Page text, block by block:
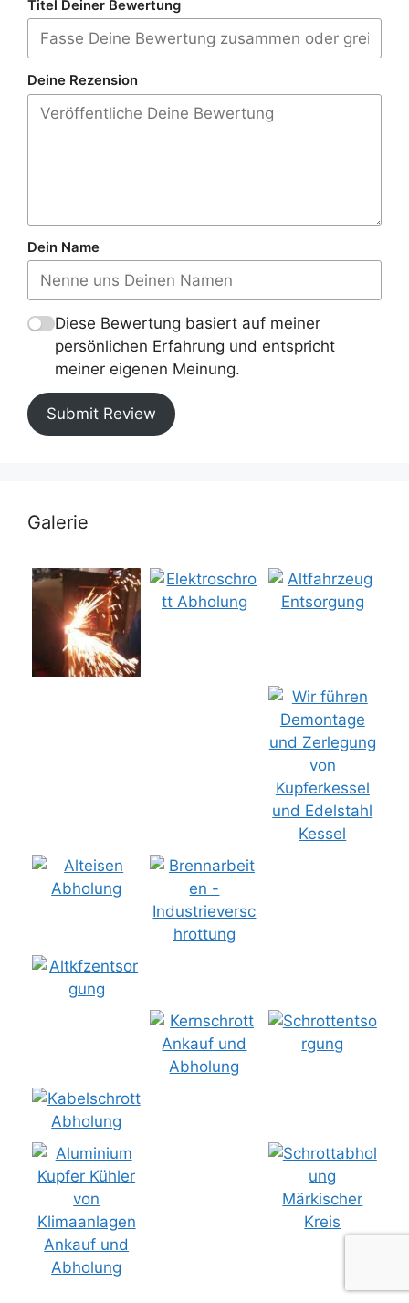
Titel Deiner Bewertung
Deine Rezension
Dein Name
Diese Bewertung basiert auf meiner
persönlichen Erfahrung und entspricht
meiner eigenen Meinung.
Submit Review
Galerie